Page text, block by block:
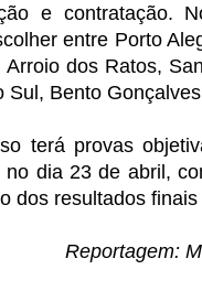
e contratação.
entre Porto
Arroio dos Ratos,
Sul, Bento
terá provas
no dia 23 de abril,
dos resultados
Reportagem: